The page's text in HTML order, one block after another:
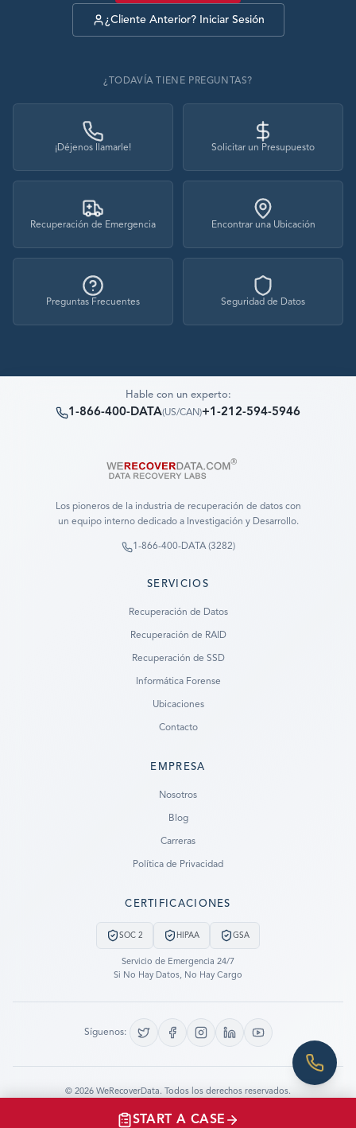
¿Cliente Anterior? Iniciar Sesión
¿TODAVÍA TIENE PREGUNTAS?
¡Déjenos llamarle! Solicitar un Presupuesto
Recuperación de Emergencia Encontrar una Ubicación
Preguntas Frecuentes Seguridad de Datos
Hable con un experto:
1-866-400-DATA(US/CAN)+1-212-594-5946
Los pioneros de la industria de recuperación de datos con
un equipo interno dedicado a Investigación y Desarrollo.
1-866-400-DATA (3282)
SERVICIOS
Recuperación de Datos
Recuperación de RAID
Recuperación de SSD
Informática Forense
Ubicaciones
Contacto
EMPRESA
Nosotros
Blog
Carreras
Política de Privacidad
CERTIFICACIONES
SOC 2 HIPAA GSA
Servicio de Emergencia 24/7
Si No Hay Datos, No Hay Cargo
Síguenos:
© 2026 WeRecoverData.
Todos los derechos reservados.
LET US CALL YOU NOW!
REQUEST AN ESTIMATE
START A CASE